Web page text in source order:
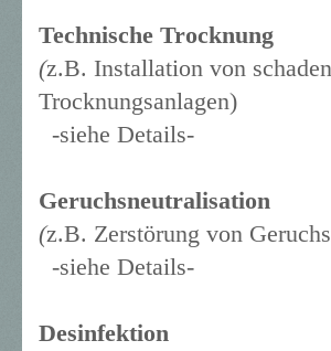
Technische Trocknung
(z.B. Installation von
Trocknungsanlagen)
-siehe Details-
Geruchsneutralisation
(z.B. Zerstörung von
-siehe Details-
Desinfektion